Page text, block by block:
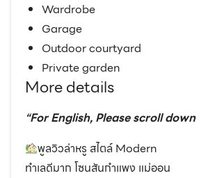
Wardrobe
Garage
Outdoor courtyard
Private garden
More details
“For English, Please scroll down
พูลวิวล่าหรู สไตล์ Modern
ทำเลดีมาก โซนสันกำแพง แม่ออน